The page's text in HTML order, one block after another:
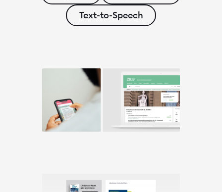
Über uns
Text-to-Speech